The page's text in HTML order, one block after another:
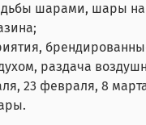
шарами, шары
раздача
23 февраля, 8